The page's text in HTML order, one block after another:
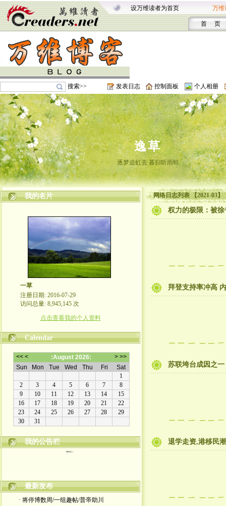
设万维读者为首页 万维
首 页
搜索>> 发表日志 控制面板 个人相册
逸草
逐梦追虹去 暮归听雨蛙
我的名片
一草
注册日期: 2016-07-29
访问总量: 8,945,145 次
点击查看我的个人资料
Calendar
我的公告栏
本博客原创文章版权属作者所有, 未经许可不得转
载。
最新发布
· 将停博数周/一组趣帖/普帝助川
网络日志列表 【2021-03】
权力的极限：被
拜登支持率冲高
苏联垮台成因之
退学走资,港移民